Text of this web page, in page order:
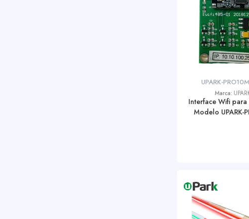
UPARK-
Marca:
Interface Wifi para
Modelo UPARK-